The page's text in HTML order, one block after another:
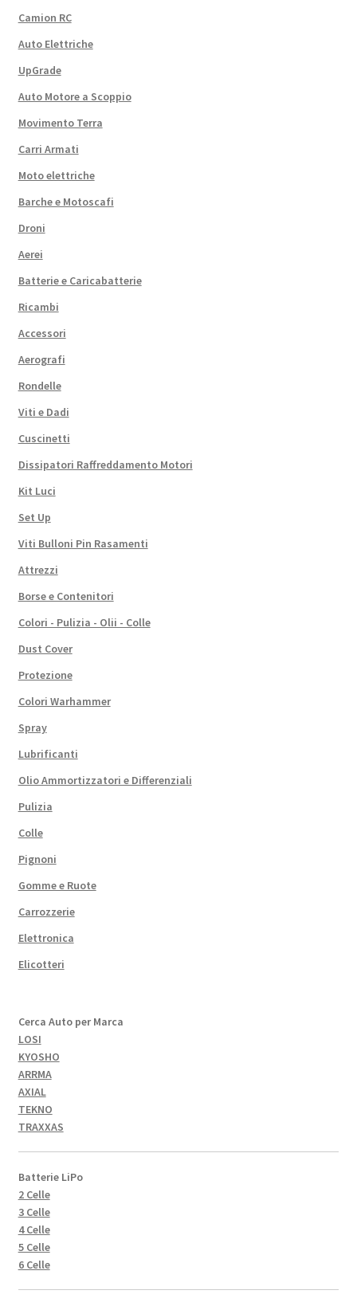
Camion RC
Auto Elettriche
UpGrade
Auto Motore a Scoppio
Movimento Terra
Carri Armati
Moto elettriche
Barche e Motoscafi
Droni
Aerei
Batterie e Caricabatterie
Ricambi
Accessori
Aerografi
Rondelle
Viti e Dadi
Cuscinetti
Dissipatori Raffreddamento Motori
Kit Luci
Set Up
Viti Bulloni Pin Rasamenti
Attrezzi
Borse e Contenitori
Colori - Pulizia - Olii - Colle
Dust Cover
Protezione
Colori Warhammer
Spray
Lubrificanti
Olio Ammortizzatori e Differenziali
Pulizia
Colle
Pignoni
Gomme e Ruote
Carrozzerie
Elettronica
Elicotteri
Cerca Auto per Marca
LOSI
KYOSHO
ARRMA
AXIAL
TEKNO
TRAXXAS
Batterie LiPo
2 Celle
3 Celle
4 Celle
5 Celle
6 Celle